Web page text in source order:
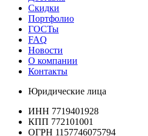
Скидки
Портфолио
ГОСТы
FAQ
Новости
О компании
Контакты
Юридические лица
ИНН 7719401928
КПП 772101001
ОГРН 1157746075794